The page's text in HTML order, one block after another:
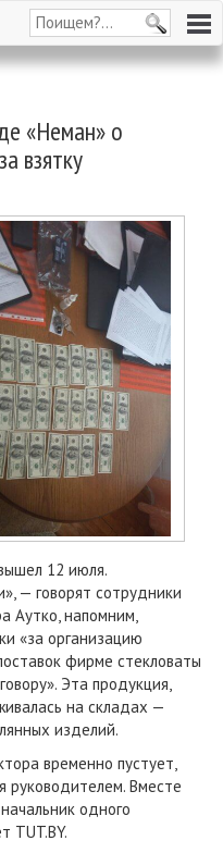
«Неман» о
взятку
12 июля.
— говорят сотрудники
Аутко, напомним,
«за организацию
фирме стекловаты
Эта продукция,
на складах —
изделий.
временно пустует,
руководителем. Вместе
одного
TUT.BY.